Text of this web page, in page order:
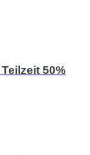
50%